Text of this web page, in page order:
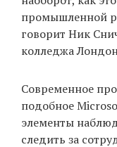
промышленной
говорит Ник
колледжа
Современное
подобное
элементы
следить за